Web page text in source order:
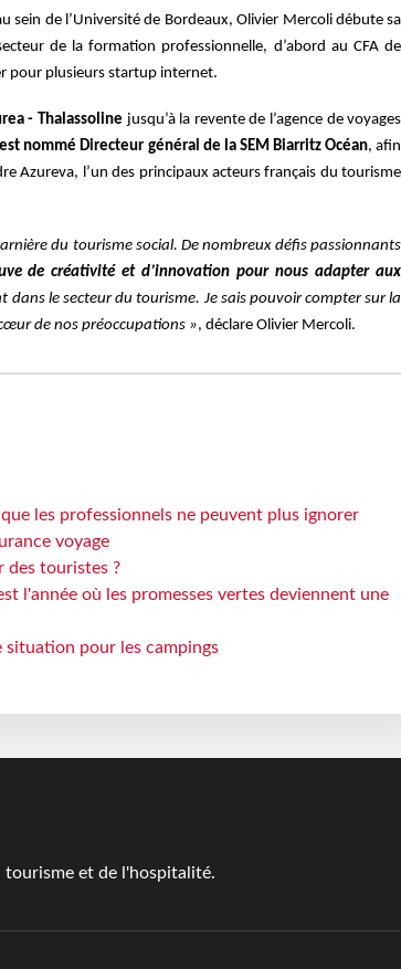
sein de l’Université de Bordeaux, Olivier Mercoli débute sa
de la formation professionnelle, d’abord au CFA de
pour plusieurs startup internet.
- Thalassoline jusqu’à la revente de l’agence de voyages
nommé Directeur général de la SEM Biarritz Océan, afin
Azureva, l’un des principaux acteurs français du tourisme
du tourisme social. De nombreux défis passionnants
de créativité et d’innovation pour nous adapter aux
dans le secteur du tourisme. Je sais pouvoir compter sur la
de nos préoccupations », déclare Olivier Mercoli.
les professionnels ne peuvent plus ignorer
voyage
des touristes ?
l'année où les promesses vertes deviennent une
situation pour les campings
tourisme et de l'hospitalité.